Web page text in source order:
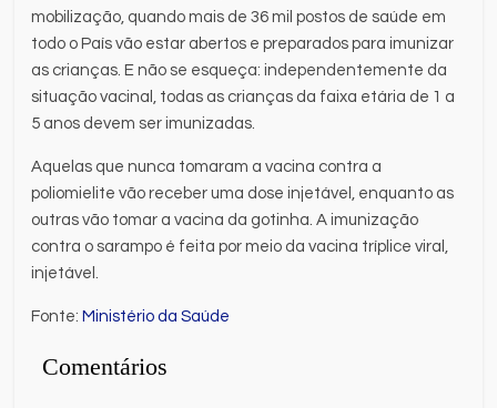
mobilização, quando mais de 36 mil postos de saúde em
todo o País vão estar abertos e preparados para imunizar
as crianças. E não se esqueça: independentemente da
situação vacinal, todas as crianças da faixa etária de 1 a
5 anos devem ser imunizadas.
Aquelas que nunca tomaram a vacina contra a
poliomielite vão receber uma dose injetável, enquanto as
outras vão tomar a vacina da gotinha. A imunização
contra o sarampo é feita por meio da vacina tríplice viral,
injetável.
Fonte:Ministério da Saúde
Comentários